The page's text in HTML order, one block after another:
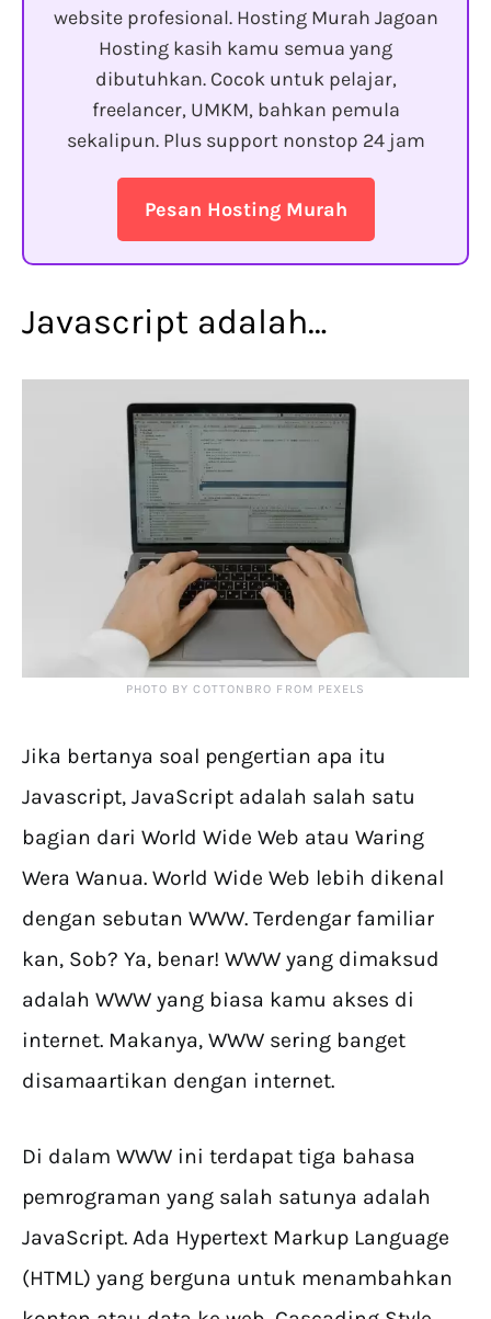
website profesional. Hosting Murah Jagoan
Hosting kasih kamu semua yang
dibutuhkan. Cocok untuk pelajar,
freelancer, UMKM, bahkan pemula
sekalipun. Plus support nonstop 24 jam
Pesan Hosting Murah
Javascript adalah…
PHOTO BY COTTONBRO FROM PEXELS
Jika bertanya soal pengertian apa itu
Javascript, JavaScript adalah salah satu
bagian dari World Wide Web atau Waring
Wera Wanua. World Wide Web lebih dikenal
dengan sebutan WWW. Terdengar familiar
kan, Sob? Ya, benar! WWW yang dimaksud
adalah WWW yang biasa kamu akses di
internet. Makanya, WWW sering banget
disamaartikan dengan internet.
Di dalam WWW ini terdapat tiga bahasa
pemrograman yang salah satunya adalah
JavaScript. Ada Hypertext Markup Language
(HTML) yang berguna untuk menambahkan